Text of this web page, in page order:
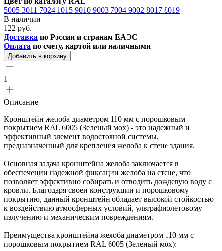
5005 3011 7024 1015 9010 9003 7004 9002 8017 8019
В наличии
122 руб.
Доставка по России и странам ЕАЭС
Оплата по счету, картой или наличными
Добавить в корзину
1
Описание
Кронштейн желоба диаметром 110 мм с порошковым
покрытием RAL 6005 (Зеленый мох) - это надежный и
эффективный элемент водосточной системы,
предназначенный для крепления желоба к стене здания.
Основная задача кронштейна желоба заключается в
обеспечении надежной фиксации желоба на стене, что
позволяет эффективно собирать и отводить дождевую воду с
кровли. Благодаря своей конструкции и порошковому
покрытию, данный кронштейн обладает высокой стойкостью
к воздействию атмосферных условий, ультрафиолетовому
излучению и механическим повреждениям.
Преимущества кронштейна желоба диаметром 110 мм с
порошковым покрытием RAL 6005 (Зеленый мох):